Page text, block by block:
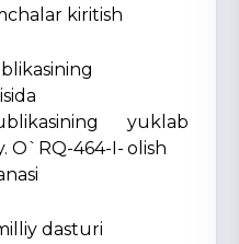
kiritish
O`RQ-464-I-
yuklab
olish
dasturi